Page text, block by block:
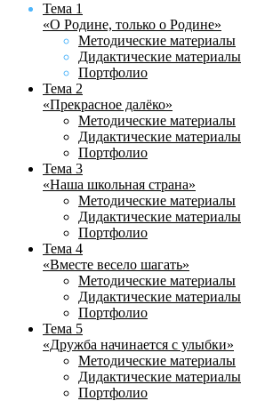
Тема 1
«О Родине, только о Родине»
Методические материалы
Дидактические материалы
Портфолио
Тема 2
«Прекрасное далёко»
Методические материалы
Дидактические материалы
Портфолио
Тема 3
«Наша школьная страна»
Методические материалы
Дидактические материалы
Портфолио
Тема 4
«Вместе весело шагать»
Методические материалы
Дидактические материалы
Портфолио
Тема 5
«Дружба начинается с улыбки»
Методические материалы
Дидактические материалы
Портфолио